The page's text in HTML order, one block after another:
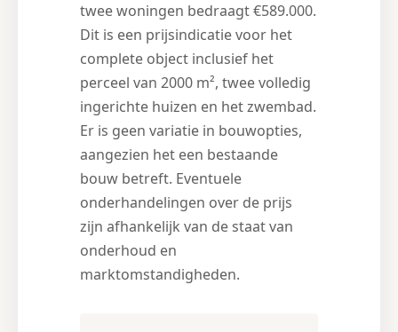
twee woningen bedraagt €589.000.
Dit is een prijsindicatie voor het
complete object inclusief het
perceel van 2000 m², twee volledig
ingerichte huizen en het zwembad.
Er is geen variatie in bouwopties,
aangezien het een bestaande
bouw betreft. Eventuele
onderhandelingen over de prijs
zijn afhankelijk van de staat van
onderhoud en
marktomstandigheden.